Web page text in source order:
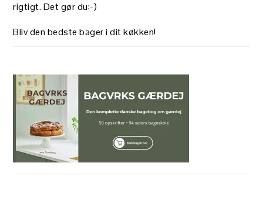
rigtigt. Det gør du:-)
Bliv den bedste bager i dit køkken!